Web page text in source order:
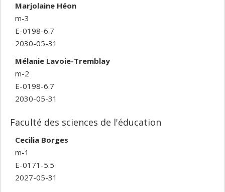
Marjolaine Héon
m-3
E-0198-6.7
2030-05-31
Mélanie Lavoie-Tremblay
m-2
E-0198-6.7
2030-05-31
Faculté des sciences de l'éducation
Cecilia Borges
m-1
E-0171-5.5
2027-05-31